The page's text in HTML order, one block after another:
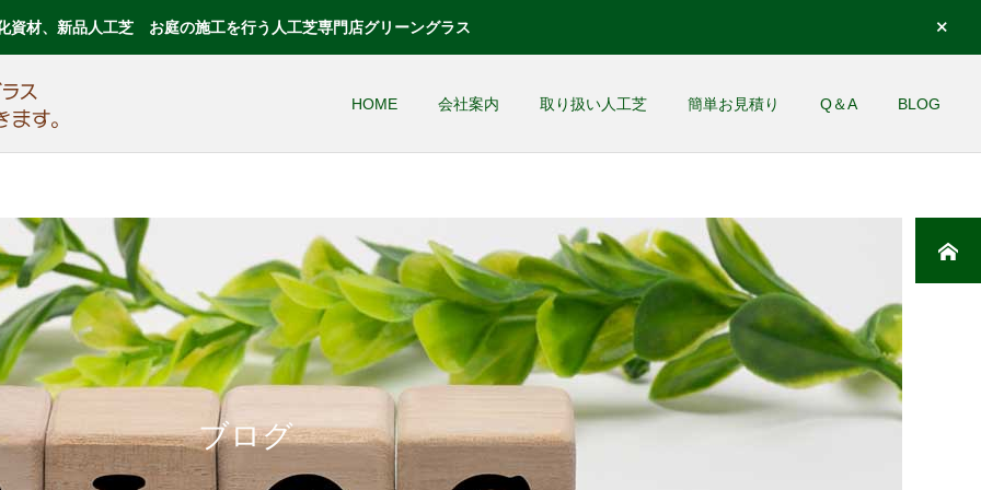
資材、新品人工芝 お庭の施工を行う人工芝専門店グリーングラス
HOME 会社案内 取り扱い人工芝 簡単お見積り Q＆A BLOG
ブログ